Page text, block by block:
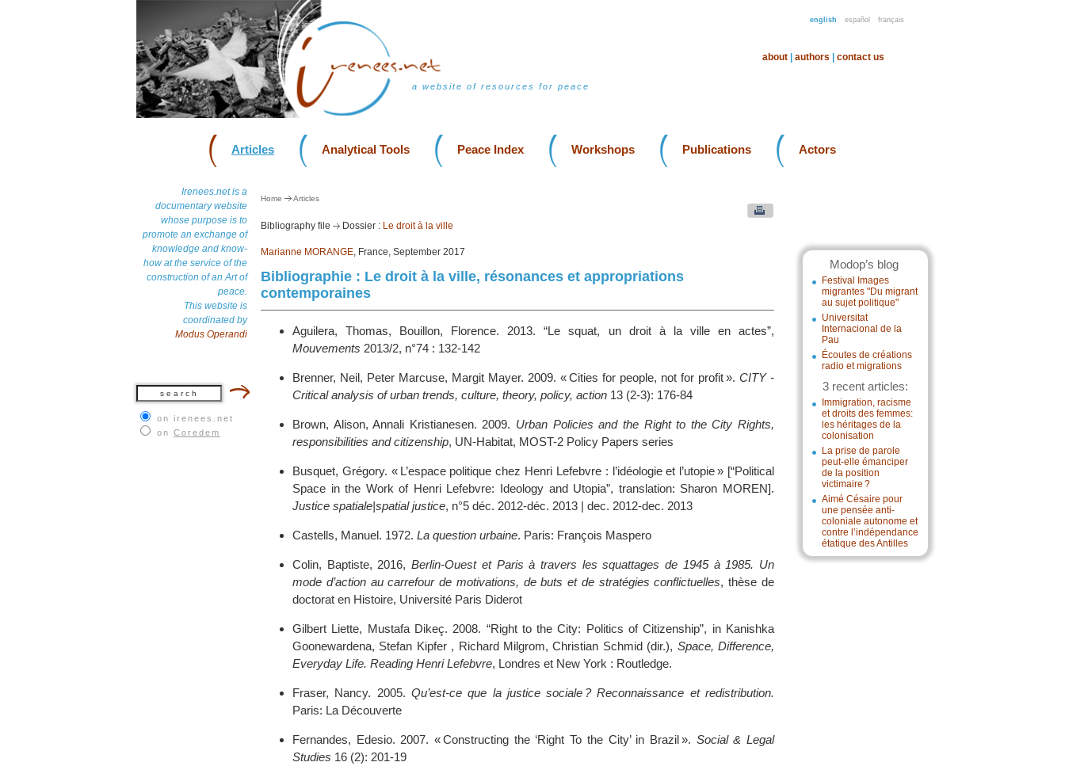
english español français
a website of resources for peace
about authors contact us
Articles Analytical Tools Peace Index Workshops Publications Actors
Irenees.net is a
documentary website
whose purpose is to
promote an exchange of
knowledge and know-
how at the service of the
construction of an Art of
peace.
This website is
coordinated by
Modus Operandi
on irenees.net
on Coredem
Modop’s blog
Festival Images
migrantes "Du migrant
au sujet politique"
Universitat
Internacional de la
Pau
Écoutes de créations
radio et migrations
3 recent articles:
Immigration, racisme
et droits des femmes:
les héritages de la
colonisation
La prise de parole
peut-elle émanciper
de la position
victimaire ?
Aimé Césaire pour
une pensée anti-
coloniale autonome et
contre l’indépendance
étatique des Antilles
Home Articles
Bibliography file Dossier : Le droit à la ville
Marianne MORANGE, France, September 2017
Bibliographie : Le droit à la ville, résonances et appropriations
contemporaines
Aguilera, Thomas, Bouillon, Florence. 2013. “Le squat, un droit à la ville en actes”,
Mouvements 2013/2, n°74 : 132-142
Brenner, Neil, Peter Marcuse, Margit Mayer. 2009. « Cities for people, not for profit ». CITY -
Critical analysis of urban trends, culture, theory, policy, action 13 (2‑3): 176‑84
Brown, Alison, Annali Kristianesen. 2009. Urban Policies and the Right to the City Rights,
responsibilities and citizenship, UN-Habitat, MOST-2 Policy Papers series
Busquet, Grégory. « L’espace politique chez Henri Lefebvre : l’idéologie et l’utopie » [“Political
Space in the Work of Henri Lefebvre: Ideology and Utopia”, translation: Sharon MOREN].
Justice spatiale|spatial justice, n°5 déc. 2012-déc. 2013 | dec. 2012-dec. 2013
Castells, Manuel. 1972. La question urbaine. Paris: François Maspero
Colin, Baptiste, 2016,Berlin-Ouest et Paris à travers les squattages de 1945 à 1985. Un
mode d’action au carrefour de motivations, de buts et de stratégies conflictuelles, thèse de
doctorat en Histoire, Université Paris Diderot
Gilbert Liette, Mustafa Dikeç. 2008. “Right to the City: Politics of Citizenship”, in Kanishka
Goonewardena, Stefan Kipfer , Richard Milgrom, Christian Schmid (dir.), Space, Difference,
Everyday Life. Reading Henri Lefebvre, Londres et New York : Routledge.
Fraser, Nancy. 2005. Qu’est-ce que la justice sociale ? Reconnaissance et redistribution.
Paris: La Découverte
Fernandes, Edesio. 2007. « Constructing the ‘Right To the City’ in Brazil ». Social & Legal
Studies 16 (2): 201‑19